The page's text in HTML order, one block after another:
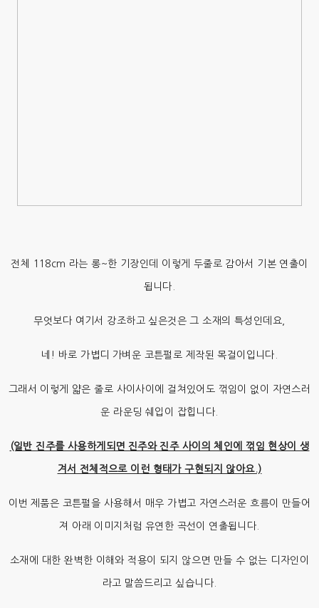
전체 118cm 라는 롱~한 기장인데 이렇게 두줄로 감아서 기본 연출이
됩니다.
무엇보다 여기서 강조하고 싶은것은 그 소재의 특성인데요,
네! 바로 가볍디 가벼운 코튼펄로 제작된 목걸이입니다.
그래서 이렇게 얇은 줄로 사이사이에 걸쳐있어도 꺾임이 없이 자연스러
운 라운딩 쉐입이 잡힙니다.
(일반 진주를 사용하게되면 진주와 진주 사이의 체인에 꺾임 현상이 생
겨서 전체적으로 이런 형태가 구현되지 않아요.)
이번 제품은 코튼펄을 사용해서 매우 가볍고 자연스러운 흐름이 만들어
져 아래 이미지처럼 유연한 곡선이 연출됩니다.
소재에 대한 완벽한 이해와 적용이 되지 않으면 만들 수 없는 디자인이
라고 말씀드리고 싶습니다.